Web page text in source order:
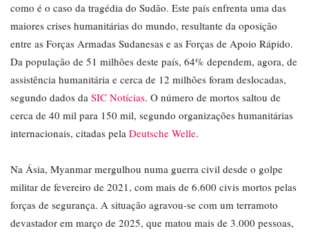
como é o caso da tragédia do Sudão. Este país enfrenta uma das
maiores crises humanitárias do mundo, resultante da oposição
entre as Forças Armadas Sudanesas e as Forças de Apoio Rápido.
Da população de 51 milhões deste país, 64% dependem, agora, de
assistência humanitária e cerca de 12 milhões foram deslocadas,
segundo dados da SIC Notícias. O número de mortos saltou de
cerca de 40 mil para 150 mil, segundo organizações humanitárias
internacionais, citadas pela Deutsche Welle.
Na Ásia, Myanmar mergulhou numa guerra civil desde o golpe
militar de fevereiro de 2021, com mais de 6.600 civis mortos pelas
forças de segurança. A situação agravou-se com um terramoto
devastador em março de 2025, que matou mais de 3.000 pessoas,